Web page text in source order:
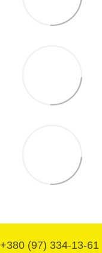
+380 (97) 334-13-61